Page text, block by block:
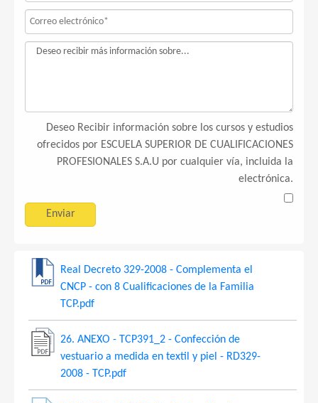
Deseo Recibir información sobre los cursos y estudios
ofrecidos por ESCUELA SUPERIOR DE CUALIFICACIONES
PROFESIONALES S.A.U por cualquier vía, incluida la
electrónica.
Real Decreto 329-2008 - Complementa el
CNCP - con 8 Cualificaciones de la Familia
TCP.pdf
26. ANEXO - TCP391_2 - Confección de
vestuario a medida en textil y piel - RD329-
2008 - TCP.pdf